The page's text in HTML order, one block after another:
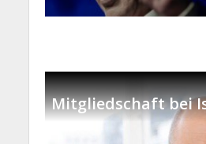
Mitgliedschaft bei